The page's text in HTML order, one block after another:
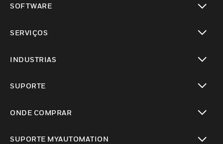
SOFTWARE
SERVIÇOS
INDUSTRIAS
SUPORTE
ONDE COMPRAR
SUPORTE MYAUTOMATION